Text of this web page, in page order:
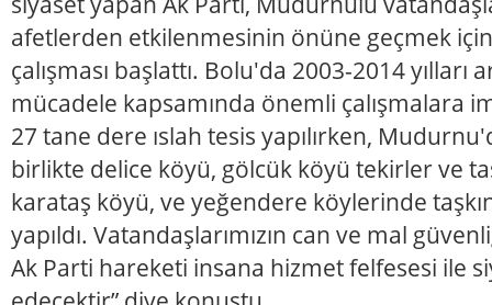
afetlerden etkilenmesinin önüne geçmek
çalışması başlattı. Bolu'da 2003-2014 yılları
mücadele kapsamında önemli çalışmalara
27 tane dere ıslah tesis yapılırken,
birlikte delice köyü, gölcük köyü tekirler ve
karataş köyü, ve yeğendere köylerinde
yapıldı. Vatandaşlarımızın can ve mal
Ak Parti hareketi insana hizmet felfesesi ile